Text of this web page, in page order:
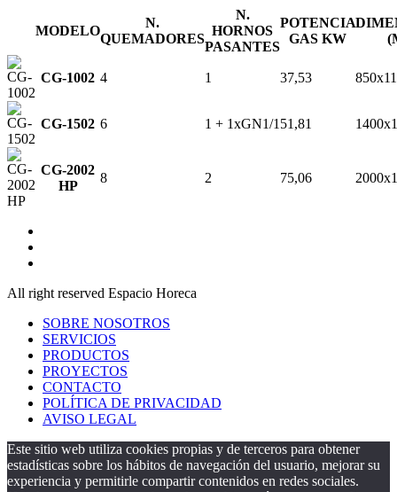
MODELO
N.
QUEMADORES
N.
HORNOS
PASANTES
POTENCIA
GAS KW
CG-1002 4 1 37,53
CG-1502 6 1 + 1xGN1/151,81
CG-2002
HP
8 2 75,06
All right reserved Espacio Horeca
SOBRE NOSOTROS
SERVICIOS
PRODUCTOS
PROYECTOS
CONTACTO
POLÍTICA DE PRIVACIDAD
AVISO LEGAL
Este sitio web utiliza cookies propias y de terceros para obtener
estadísticas sobre los hábitos de navegación del usuario, mejorar su
experiencia y permitirle compartir contenidos en redes sociales.